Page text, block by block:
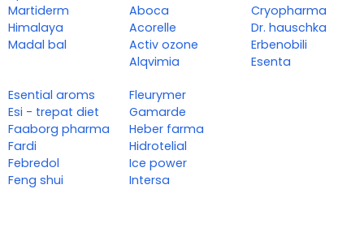
Martiderm
Himalaya
Madal bal
Aboca
Acorelle
Activ ozone
Alqvimia
Cryopharma
Dr. hauschka
Erbenobili
Esenta
Esential aroms
Esi - trepat diet
Faaborg pharma
Fardi
Febredol
Feng shui
Fleurymer
Gamarde
Heber farma
Hidrotelial
Ice power
Intersa